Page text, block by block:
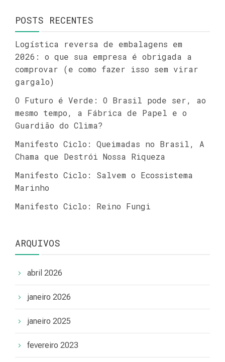
POSTS RECENTES
Logística reversa de embalagens em
2026: o que sua empresa é obrigada a
comprovar (e como fazer isso sem virar
gargalo)
O Futuro é Verde: O Brasil pode ser, ao
mesmo tempo, a Fábrica de Papel e o
Guardião do Clima?
Manifesto Ciclo: Queimadas no Brasil, A
Chama que Destrói Nossa Riqueza
Manifesto Ciclo: Salvem o Ecossistema
Marinho
Manifesto Ciclo: Reino Fungi
ARQUIVOS
abril 2026
janeiro 2026
janeiro 2025
fevereiro 2023